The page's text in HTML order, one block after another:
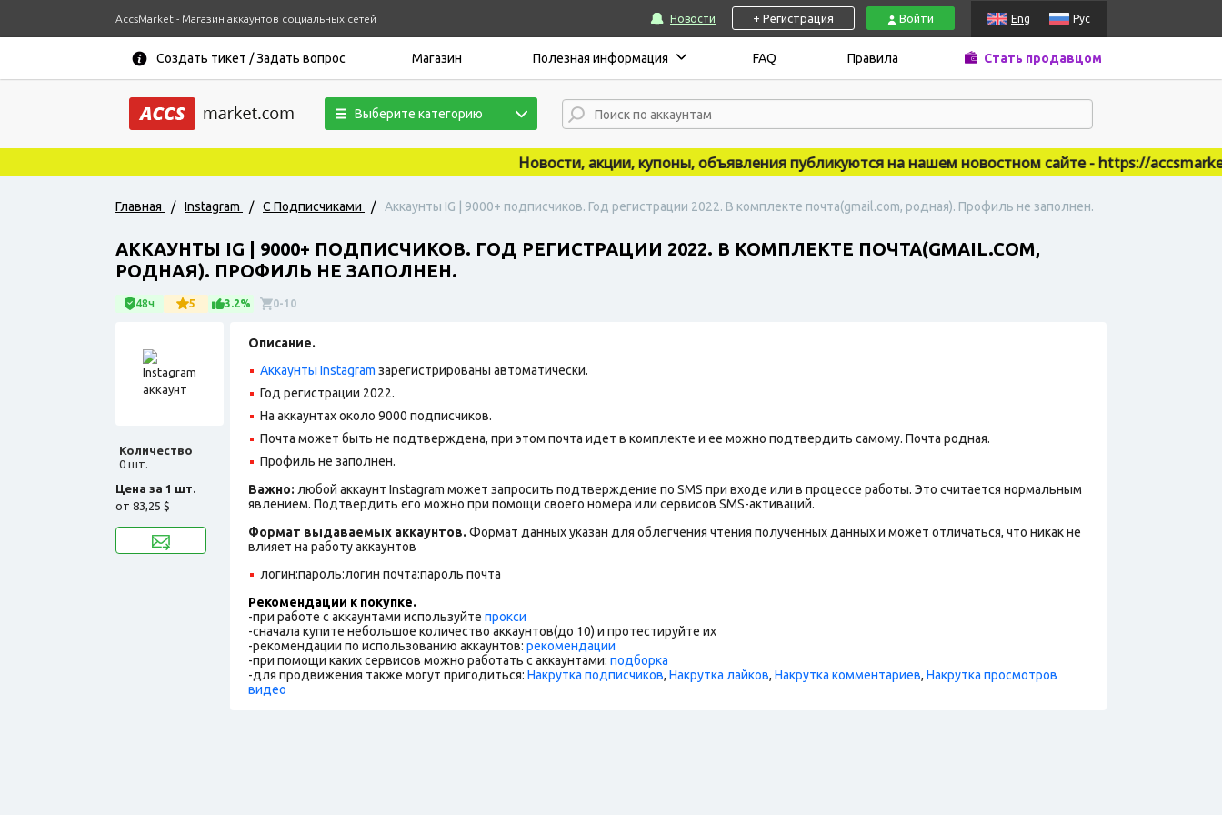
AccsMarket - Магазин аккаунтов социальных сетей Новости + Регистрация Войти Eng Рус
Создать тикет / Задать вопрос Магазин Полезная информация FAQ Правила Стать продавцом
Выберите категорию
Новости, акции, купоны, объявления публикуются на нашем новостном сайте - https://
Главная / Instagram / С Подписчиками / Аккаунты IG | 9000+ подписчиков. Год регистрации 2022. В комплекте почта(gmail.com, родная). Профиль не заполнен.
АККАУНТЫ IG | 9000+ ПОДПИСЧИКОВ. ГОД РЕГИСТРАЦИИ 2022. В КОМПЛЕКТЕ ПОЧТА(GMAIL.COM,
РОДНАЯ). ПРОФИЛЬ НЕ ЗАПОЛНЕН.
48ч 5 3.2% 0-10
Количество
0 шт.
Цена за 1 шт.
от 83,25 $
Описание.
Аккаунты Instagram зарегистрированы автоматически.
Год регистрации 2022.
На аккаунтах около 9000 подписчиков.
Почта может быть не подтверждена, при этом почта идет в комплекте и ее можно подтвердить самому. Почта родная.
Профиль не заполнен.
Важно: любой аккаунт Instagram может запросить подтверждение по SMS при входе или в процессе работы. Это считается нормальным
явлением. Подтвердить его можно при помощи своего номера или сервисов SMS-активаций.
Формат выдаваемых аккаунтов. Формат данных указан для облегчения чтения полученных данных и может отличаться, что никак не
влияет на работу аккаунтов
логин:пароль:логин почта:пароль почта
Рекомендации к покупке.
-при работе с аккаунтами используйте прокси
-сначала купите небольшое количество аккаунтов(до 10) и протестируйте их
-рекомендации по использованию аккаунтов: рекомендации
-при помощи каких сервисов можно работать с аккаунтами: подборка
-для продвижения также могут пригодиться: Накрутка подписчиков, Накрутка лайков, Накрутка комментариев, Накрутка просмотров
видео